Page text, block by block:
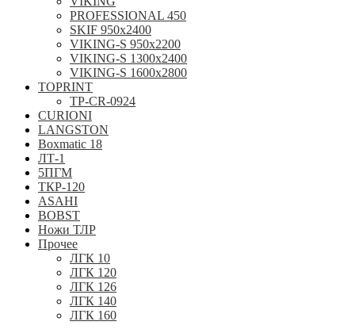
PROFESSIONAL 450
SKIF 950x2400
VIKING-S 950х2200
VIKING-S 1300x2400
VIKING-S 1600x2800
TOPRINT
TP-CR-0924
CURIONI
LANGSTON
Boxmatic 18
ЛТ-1
5ПГМ
ТКР-120
ASAHI
BOBST
Ножи ТЛР
Прочее
ЛГК 10
ЛГК 120
ЛГК 126
ЛГК 140
ЛГК 160